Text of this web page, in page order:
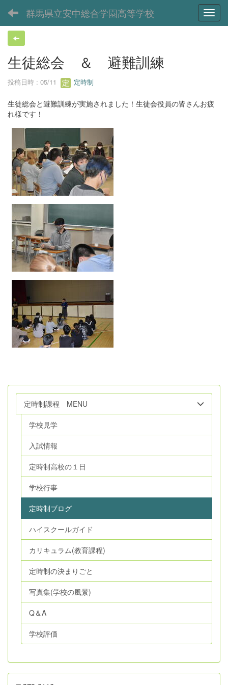
群馬県立安中総合学園高等学校
生徒総会 ＆ 避難訓練
投稿日時 : 05/11 定時制
生徒総会と避難訓練が実施されました！生徒会役員の皆さんお疲
れ様です！
定時制課程 MENU
学校見学
入試情報
定時制高校の１日
学校行事
定時制ブログ
ハイスクールガイド
カリキュラム(教育課程)
定時制の決まりごと
写真集(学校の風景)
Q＆A
学校評価